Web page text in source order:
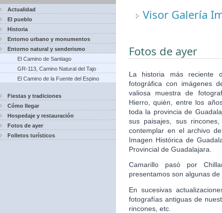
Actualidad
El pueblo
Historia
Entorno urbano y monumentos
Entorno natural y senderismo
El Camino de Santiago
GR-113, Camino Natural del Tajo
El Camino de la Fuente del Espino
Fiestas y tradiciones
Cómo llegar
Hospedaje y restauración
Fotos de ayer
Folletos turísticos
Visor Galería
Fotos de ayer
La historia más reciente
fotográfica con imágenes
valiosa muestra de
Hierro, quién, entre los
toda la provincia de
sus paisajes, sus
contemplar en el archivo
Imagen Histórica de
Provincial de Guadalajara.
Camarillo pasó por
presentamos son algunas
En sucesivas
fotografías antiguas de
rincones, etc.